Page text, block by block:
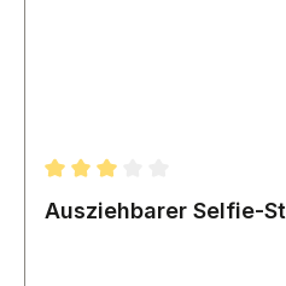
Durchschnittliche
Ausziehbarer Selfie-